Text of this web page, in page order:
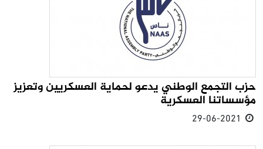
حزب التجمع الوطني يدعو لحماية العسكريين وتعزيز
مؤسساتنا العسكرية